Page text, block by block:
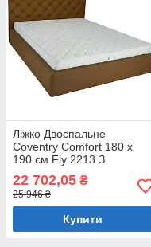
Ліжко Двоспальне
Coventry Comfort 180 х
190 см Fly 2213 З
підйомним механізмом та
нішою для білизни Світло-
коричневий
22 702,05 ₴
25 946 ₴
Купити